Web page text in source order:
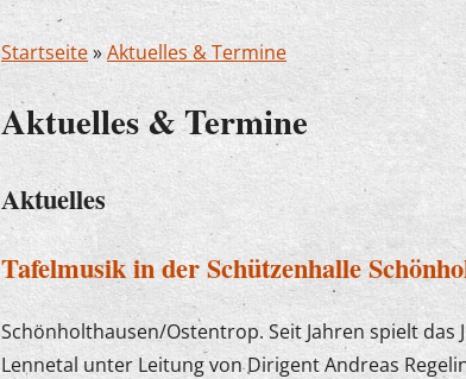
Startseite»Aktuelles & Termine
Aktuelles & Termine
Aktuelles
Tafelmusik in der Schützenhalle
Schönholthausen/Ostentrop. Seit Jahren spielt
Lennetal unter Leitung von Dirigent Andreas